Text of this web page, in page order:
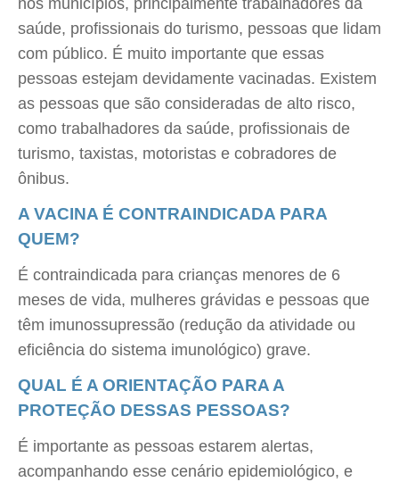
nos municípios, principalmente trabalhadores da
saúde, profissionais do turismo, pessoas que lidam
com público. É muito importante que essas
pessoas estejam devidamente vacinadas. Existem
as pessoas que são consideradas de alto risco,
como trabalhadores da saúde, profissionais de
turismo, taxistas, motoristas e cobradores de
ônibus.
A VACINA É CONTRAINDICADA PARA
QUEM?
É contraindicada para crianças menores de 6
meses de vida, mulheres grávidas e pessoas que
têm imunossupressão (redução da atividade ou
eficiência do sistema imunológico) grave.
QUAL É A ORIENTAÇÃO PARA A
PROTEÇÃO DESSAS PESSOAS?
É importante as pessoas estarem alertas,
acompanhando esse cenário epidemiológico, e